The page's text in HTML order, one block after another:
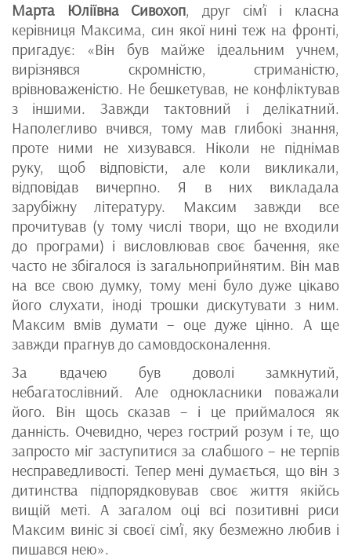
Марта Юліївна Сивохоп, друг сім’ї і класна
керівниця Максима, син якої нині теж на фронті,
пригадує: «Він був майже ідеальним учнем,
вирізнявся скромністю, стриманістю,
врівноваженістю. Не бешкетував, не конфліктував
з іншими. Завжди тактовний і делікатний.
Наполегливо вчився, тому мав глибокі знання,
проте ними не хизувався. Ніколи не піднімав
руку, щоб відповісти, але коли викликали,
відповідав вичерпно. Я в них викладала
зарубіжну літературу. Максим завжди все
прочитував (у тому числі твори, що не входили
до програми) і висловлював своє бачення, яке
часто не збігалося із загальноприйнятим. Він мав
на все свою думку, тому мені було дуже цікаво
його слухати, іноді трошки дискутувати з ним.
Максим вмів думати – оце дуже цінно. А ще
завжди прагнув до самовдосконалення.
За вдачею був доволі замкнутий,
небагатослівний. Але однокласники поважали
його. Він щось сказав – і це приймалося як
данність. Очевидно, через гострий розум і те, що
запросто міг заступитися за слабшого – не терпів
несправедливості. Тепер мені думається, що він з
дитинства підпорядковував своє життя якійсь
вищій меті. А загалом оці всі позитивні риси
Максим виніс зі своєї сім’ї, яку безмежно любив і
пишався нею».